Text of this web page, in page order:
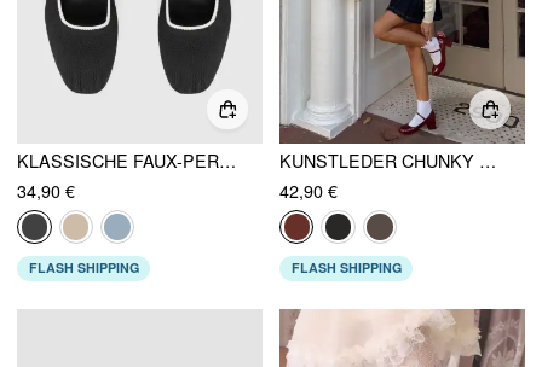
KLASSISCHE FAUX-PERLE MARY JANE BALLETTFLATS
34,90 €
FLASH SHIPPING
KUNSTLEDER CHUNKY HEEL MARY JANE SCHUHE
42,90 €
FLASH SHIPPING